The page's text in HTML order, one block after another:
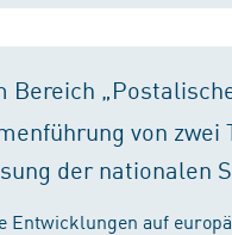
von
der nationalen
Entwicklungen auf